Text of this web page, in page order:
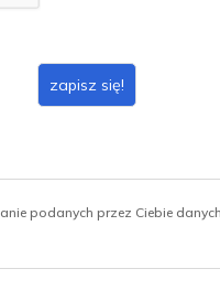
zapisz się!
podanych przez Ciebie